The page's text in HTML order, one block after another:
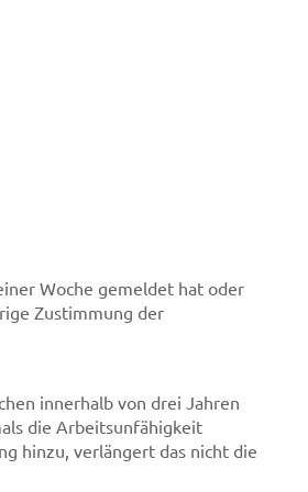
Woche gemeldet hat oder
Zustimmung der
innerhalb von drei Jahren
die Arbeitsunfähigkeit
hinzu, verlängert das nicht die